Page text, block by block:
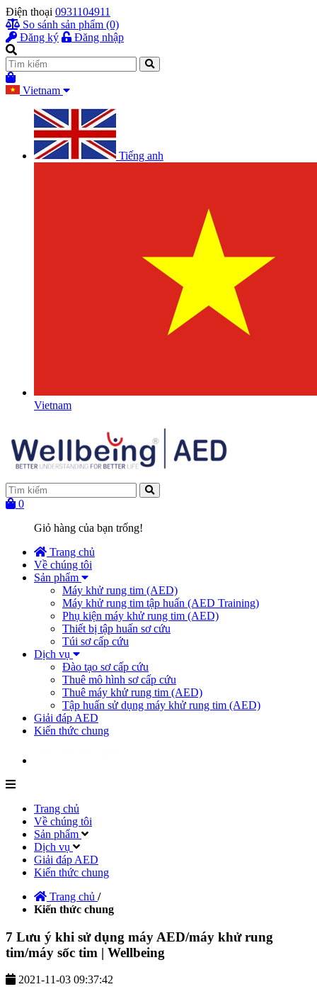
Điện thoại 0931104911
So sánh sản phẩm (0)
Đăng ký
Đăng nhập
Vietnam
Tiếng anh
Vietnam
0
Giỏ hàng của bạn trống!
Trang chủ
Về chúng tôi
Sản phẩm
Máy khử rung tim (AED)
Máy khử rung tim tập huấn (AED Training)
Phụ kiện máy khử rung tim (AED)
Thiết bị tập huấn sơ cứu
Túi sơ cấp cứu
Dịch vụ
Đào tạo sơ cấp cứu
Thuê mô hình sơ cấp cứu
Thuê máy khử rung tim (AED)
Tập huấn sử dụng máy khử rung tim (AED)
Giải đáp AED
Kiến thức chung
Trang chủ
Về chúng tôi
Sản phẩm
Dịch vụ
Giải đáp AED
Kiến thức chung
Trang chủ /
Kiến thức chung
7 Lưu ý khi sử dụng máy AED/máy khử rung
tim/máy sốc tim | Wellbeing
2021-11-03 09:37:42